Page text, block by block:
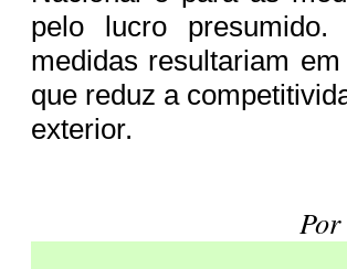
pelo lucro
medidas resultariam
que reduz a
exterior.